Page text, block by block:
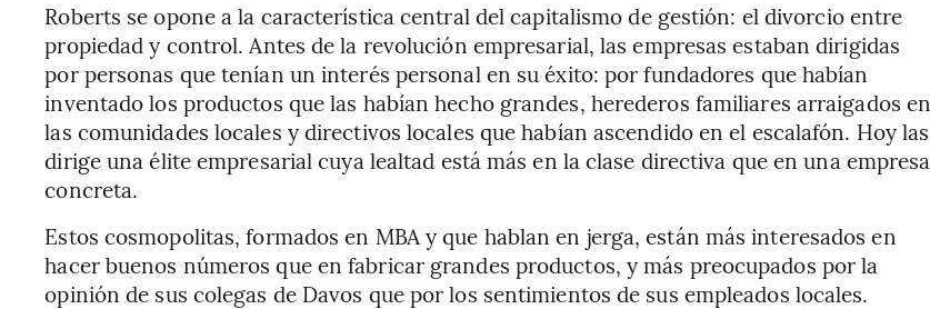
Roberts se opone a la característica central del capitalismo de gestión: el divorcio entre
propiedad y control. Antes de la revolución empresarial, las empresas estaban dirigidas
por personas que tenían un interés personal en su éxito: por fundadores que habían
inventado los productos que las habían hecho grandes, herederos familiares arraigados en
las comunidades locales y directivos locales que habían ascendido en el escalafón. Hoy las
dirige una élite empresarial cuya lealtad está más en la clase directiva que en una empresa
concreta.
Estos cosmopolitas, formados en MBA y que hablan en jerga, están más interesados en
hacer buenos números que en fabricar grandes productos, y más preocupados por la
opinión de sus colegas de Davos que por los sentimientos de sus empleados locales.